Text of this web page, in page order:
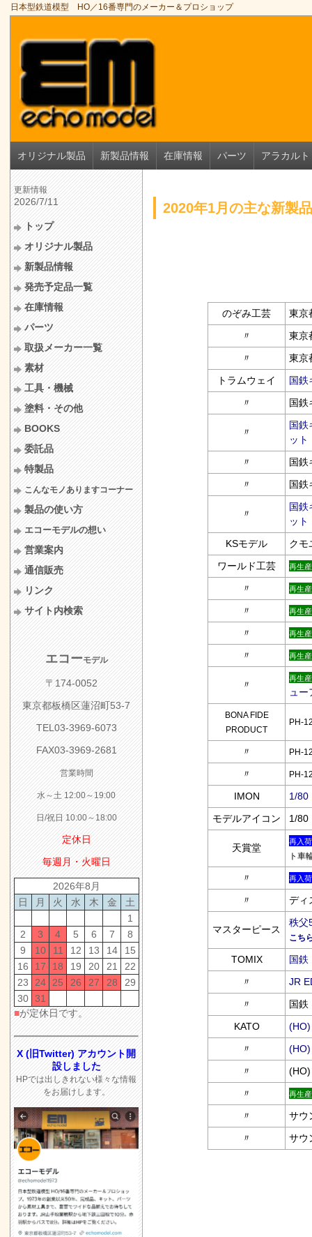
日本型鉄道模型 HO／16番専門のメーカー＆プロショップ
オリジナル製品 新製品情報 在庫情報 パーツ アラカルト
2020年1月の主な新製品
のぞみ工芸
東
〃
東
〃
東
トラムウェイ
国鉄
〃
国鉄
〃
国鉄
ット
〃
国鉄
〃
国鉄
〃
国鉄
ット
KSモデル
クモ
ワールド工芸
再生産
〃 再生産
〃 再生産
〃 再生産
〃 再生産
〃
再生産
ュー
BONA FIDE
PRODUCT
PH-
〃 PH-
〃 PH-
IMON
1/
モデルアイコン
1/
天賞堂
再入荷
ト車
〃 再入荷
〃 デ
マスターピース
秩父
こち
TOMIX
国鉄
〃
JR
〃
国鉄
KATO
〃
〃
〃
再生産
〃
サ
〃
サ
更新情報
2026/7/11
トップ
オリジナル製品
新製品情報
発売予定品一覧
在庫情報
パーツ
取扱メーカー一覧
素材
工具・機械
塗料・その他
BOOKS
委託品
特製品
こんなモノありますコーナー
製品の使い方
エコーモデルの想い
営業案内
通信販売
リンク
サイト内検索
エコーモデル
〒174-0052
東京都板橋区蓮沼町53-7
TEL03-3969-6073
FAX03-3969-2681
営業時間
水～土 12:00～19:00
日/祝日 10:00～18:00
定休日
毎週月・火曜日
2026年8月
日
月 火 水 木 金
土
1
2
3 4 5 6 7
8
9
10 11 12 13 14
15
16
17 18 19 20 21
22
23
24 25 26 27 28
29
30 31
■が定休日です。
X (旧Twitter) アカウント開
設しました
HPでは出しきれない様々な情報
をお届けします。